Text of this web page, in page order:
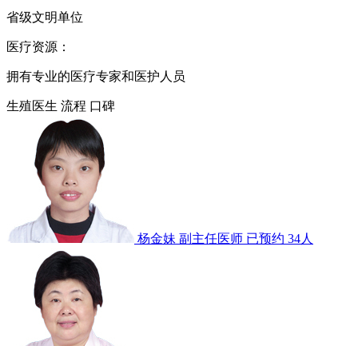
省级文明单位
医疗资源：
拥有专业的医疗专家和医护人员
生殖医生 流程 口碑
杨金妹 副主任医师 已预约 34人